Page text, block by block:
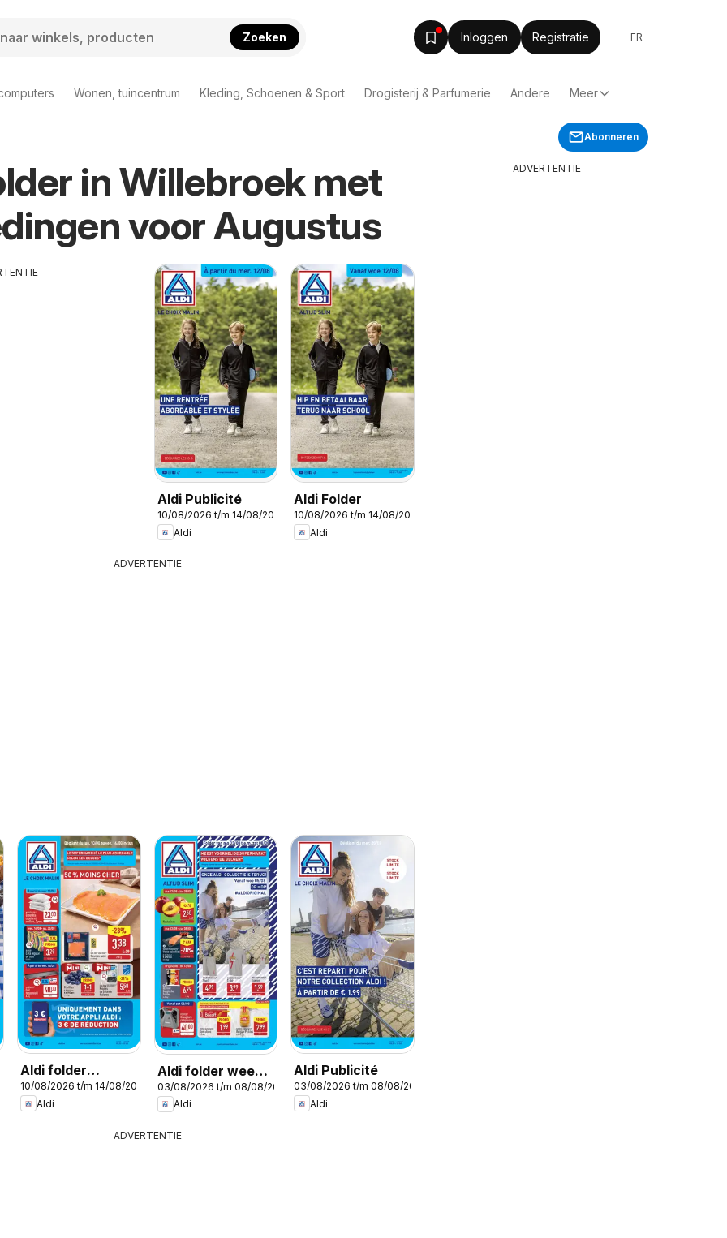
Zoeken Inloggen Registratie FR
Wonen, tuincentrum Kleding, Schoenen & Sport Drogisterij & Parfumerie Andere Meer
Abonneren
in Willebroek met
voor Augustus
Aldi Publicité
10/08/2026 t/m 14/08/2026
Aldi
Aldi Folder
10/08/2026 t/m 14/08/2026
Aldi
ADVERTENTIE
Aldi folder
semaine 33
10/08/2026 t/m 14/08/2026
Aldi
Aldi folder week
32
03/08/2026 t/m 08/08/2026
Aldi
Aldi Publicité
03/08/2026 t/m 08/08/2026
Aldi
ADVERTENTIE
ADVERTENTIE